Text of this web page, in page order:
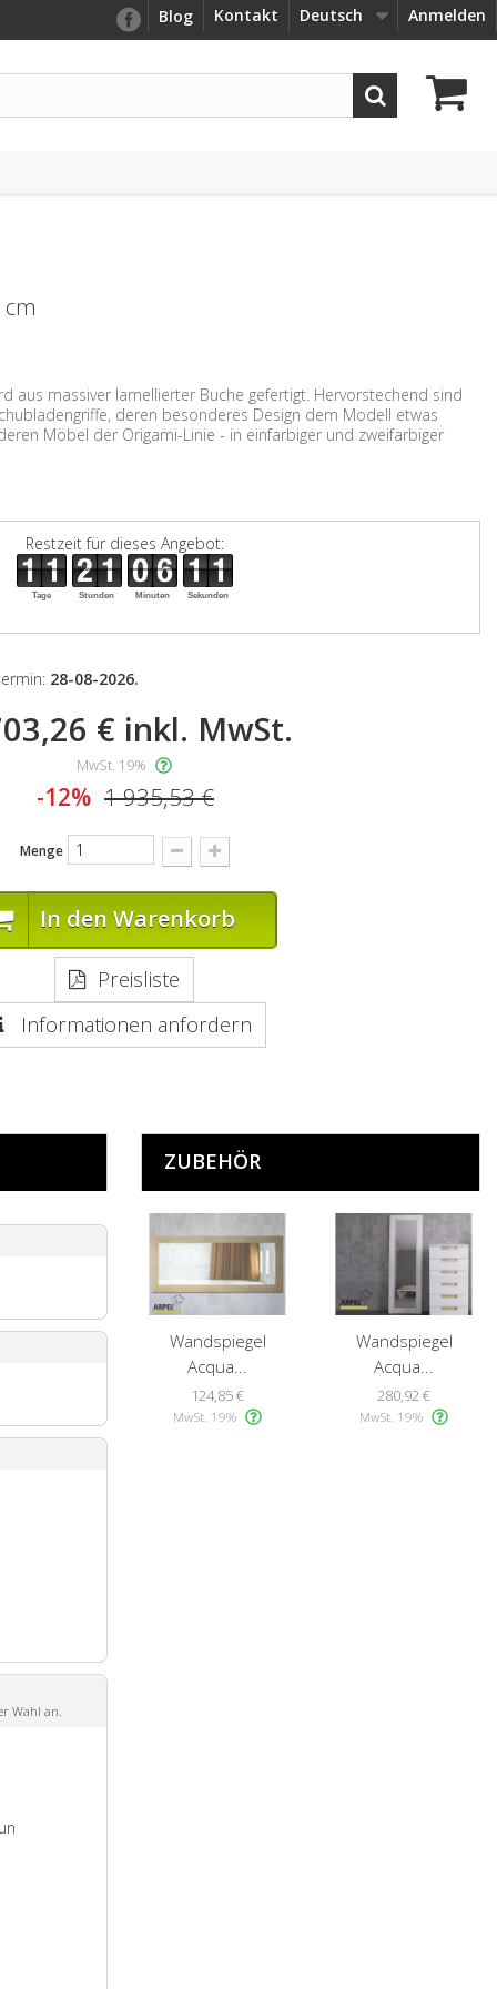
Anmelden
Deutsch
Kontakt
Blog
aus massiver lamellierter Buche gefertigt. Hervorstechend sind
deren besonderes Design dem Modell etwas
Möbel der Origami-Linie - in einfarbiger und zweifarbiger
Restzeit für dieses Angebot:
Tage Stunden Minuten Sekunden
28-08-2026.
€ inkl. MwSt.
MwSt. 19%
-12% 1 935,53 €
Menge
In den Warenkorb
Preisliste
Informationen anfordern
Wahl an.
ZUBEHÖR
Wandspiegel
Acqua...
124,85 €
MwSt. 19%
Wandspiegel
Acqua...
280,92 €
MwSt. 19%